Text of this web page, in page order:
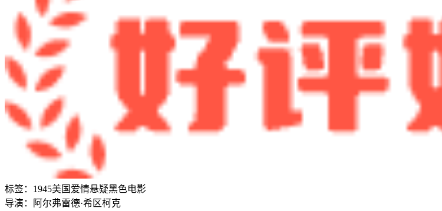
标签： 1945美国 爱情悬疑黑色电影
导演：
阿尔弗雷德·希区柯克